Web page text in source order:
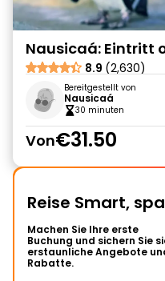
Nausicaá: Eintritt
8.9 (2,630)
Bereitgestellt von
Nausicaá
30 minuten
Von€31.50
Reise Smart,
Machen Sie Ihre erste
Buchung und sichern Sie
erstaunliche Angebote
Rabatte.